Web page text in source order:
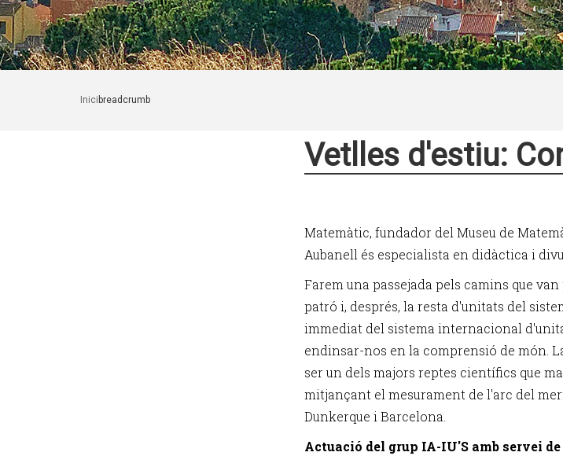
Inici breadcrumb
Vetlles d'estiu:
Matemàtic, fundador del Museu de
Aubanell és especialista en didàctica i
Farem una passejada pels camins que
patró i, després, la resta d'unitats del
immediat del sistema internacional
endinsar-nos en la comprensió de món.
ser un dels majors reptes científics que
mitjançant el mesurament de l'arc del
Dunkerque i Barcelona.
Actuació del grup IA-IU'S amb servei de